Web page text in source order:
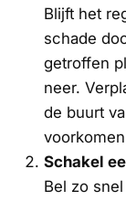
Blijft het
schade
getroffen
neer.
de buurt
Schakel
Bel zo